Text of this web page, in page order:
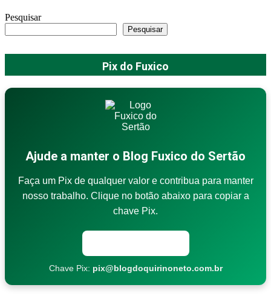
Pesquisar
Pesquisar
Pix do Fuxico
Ajude a manter o Blog Fuxico do Sertão
Faça um Pix de qualquer valor e contribua para manter
nosso trabalho. Clique no botão abaixo para copiar a
chave Pix.
Chave Pix: pix@blogdoquirinoneto.com.br